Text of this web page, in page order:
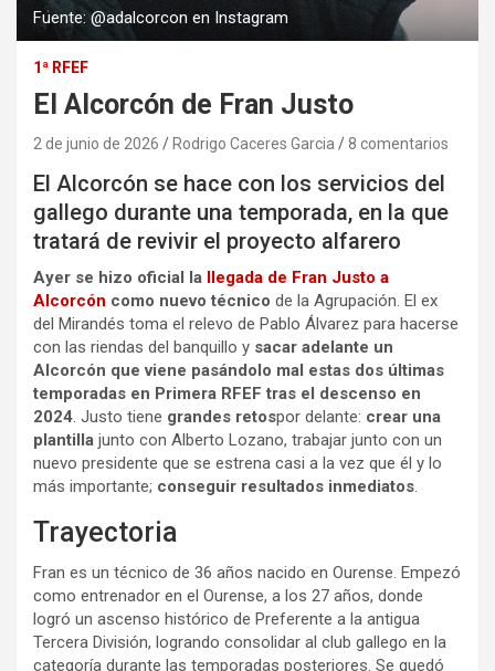
Fuente: @adalcorcon en Instagram
1ª RFEF
El Alcorcón de Fran Justo
2 de junio de 2026 Rodrigo Caceres Garcia 8 comentarios
El Alcorcón se hace con los servicios del
gallego durante una temporada, en la que
tratará de revivir el proyecto alfarero
Ayer se hizo oficial la
llegada de Fran Justo a
Alcorcón como nuevo técnico de la Agrupación. El ex
del Mirandés toma el relevo de Pablo Álvarez para hacerse
con las riendas del banquillo y sacar adelante un
Alcorcón que viene pasándolo mal estas dos últimas
temporadas en Primera RFEF tras el descenso en
2024. Justo tiene grandes retospor delante: crear una
plantilla junto con Alberto Lozano, trabajar junto con un
nuevo presidente que se estrena casi a la vez que él y lo
más importante; conseguir resultados inmediatos.
Trayectoria
Fran es un técnico de 36 años nacido en Ourense. Empezó
como entrenador en el Ourense, a los 27 años, donde
logró un ascenso histórico de Preferente a la antigua
Tercera División, logrando consolidar al club gallego en la
categoría durante las temporadas posteriores. Se quedó